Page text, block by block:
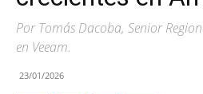
Por Tomás Dacoba, Senior
en Veeam.
23/01/2026